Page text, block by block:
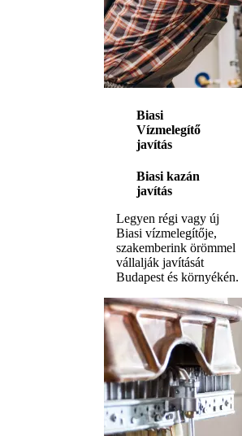
Biasi
Vízmelegítő
javítás
Biasi kazán
javítás
Legyen régi vagy új
Biasi vízmelegítője,
szakemberink örömmel
vállalják javítását
Budapest és környékén.